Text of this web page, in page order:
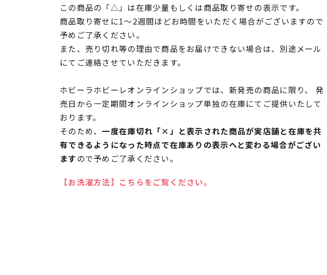
この商品の「△」は在庫少量もしくは商品取り寄せの表示です。
商品取り寄せに1～2週間ほどお時間をいただく場合がございますので
予めご了承ください。
また、売り切れ等の理由で商品をお届けできない場合は、別途メール
にてご連絡させていただきます。
ホビーラホビーレオンラインショップでは、新発売の商品に限り、 発
売日から一定期間オンラインショップ単独の在庫にてご提供いたして
おります。
そのため、 一度在庫切れ「×」と表示された商品が実店舗と在庫を共
有できるようになった時点で在庫ありの表示へと変わる場合がござい
ますので予めご了承ください。
【お洗濯方法】こちらをご覧ください。